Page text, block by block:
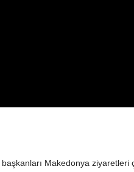
Makedonya ziyaretleri